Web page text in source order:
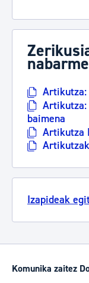
Artikutza:
Artikutza:
baimena
Artikutza
Izapideak
Komunika zaitez